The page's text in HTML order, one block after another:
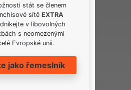
stát se členem
sítěEXTRA
v libovolných
s neomezenými
Evropské unii.
jako řemeslník